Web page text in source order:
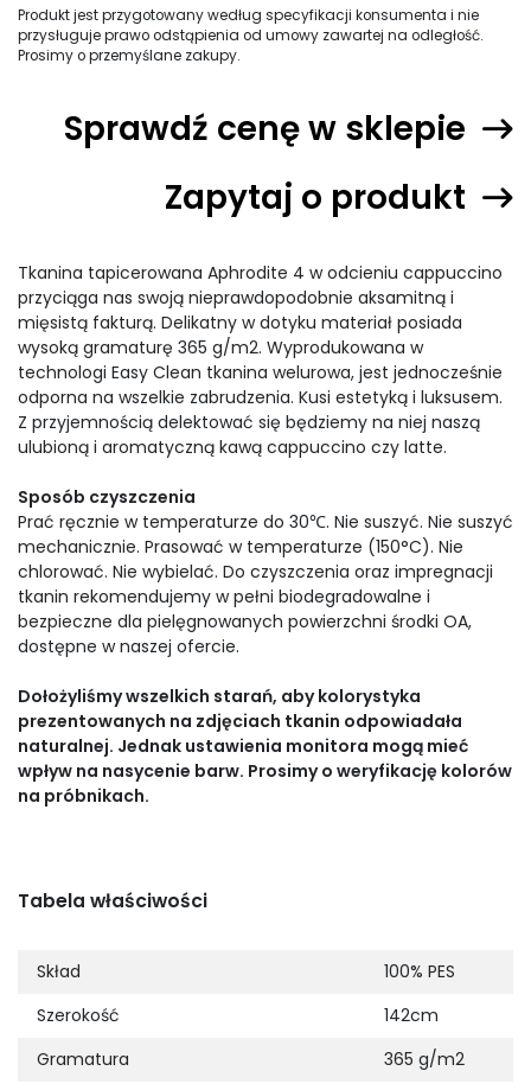
Produkt jest przygotowany według specyfikacji konsumenta i nie
przysługuje prawo odstąpienia od umowy zawartej na odległość.
Prosimy o przemyślane zakupy.
Sprawdź cenę w sklepie
Zapytaj o produkt
Tkanina tapicerowana Aphrodite 4 w odcieniu cappuccino
przyciąga nas swoją nieprawdopodobnie aksamitną i
mięsistą fakturą. Delikatny w dotyku materiał posiada
wysoką gramaturę 365 g/m2. Wyprodukowana w
technologi Easy Clean tkanina welurowa, jest jednocześnie
odporna na wszelkie zabrudzenia. Kusi estetyką i luksusem.
Z przyjemnością delektować się będziemy na niej naszą
ulubioną i aromatyczną kawą cappuccino czy latte.
Sposób czyszczenia
Prać ręcznie w temperaturze do 30℃. Nie suszyć. Nie suszyć
mechanicznie. Prasować w temperaturze (150°C). Nie
chlorować. Nie wybielać. Do czyszczenia oraz impregnacji
tkanin rekomendujemy w pełni biodegradowalne i
bezpieczne dla pielęgnowanych powierzchni środki OA,
dostępne w naszej ofercie.
Dołożyliśmy wszelkich starań, aby kolorystyka
prezentowanych na zdjęciach tkanin odpowiadała
naturalnej. Jednak ustawienia monitora mogą mieć
wpływ na nasycenie barw. Prosimy o weryfikację kolorów
na próbnikach.
Tabela właściwości
Skład
100% PES
Szerokość
142cm
Gramatura
365 g/m2